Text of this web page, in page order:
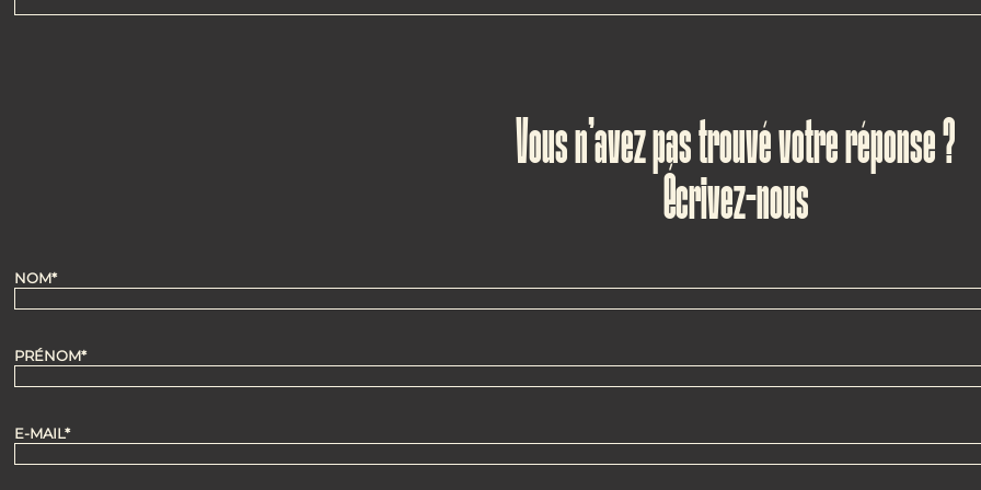
Vous n’avez pas trouvé votre réponse ?
Écrivez-nous
NOM*
PRÉNOM*
E-MAIL*